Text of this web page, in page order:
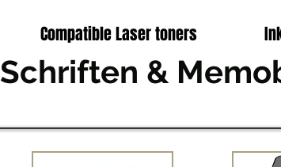
Compatible Laser toners
Schriften &